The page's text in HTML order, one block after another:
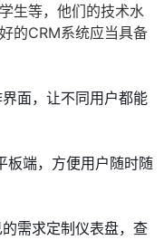
生等，他们的技术水
的CRM系统应当具备
面，让不同用户都能
板端，方便用户随时随
需求定制仪表盘，查